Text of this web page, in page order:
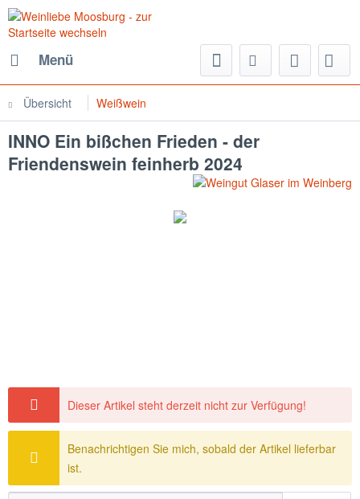
Menü
Übersicht Weißwein
INNO Ein bißchen Frieden - der
Friendenswein feinherb 2024
Dieser Artikel steht derzeit nicht zur Verfügung!
Benachrichtigen Sie mich, sobald der Artikel lieferbar
ist.